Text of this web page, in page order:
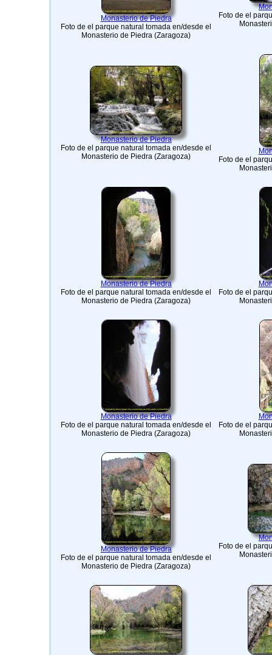
Monasterio de Piedra
Foto de el parque natural tomada en/desde el
Monasterio de Piedra (Zaragoza)
Foto de el
Monasterio de Piedra
Foto de el parque natural tomada en/desde el
Monasterio de Piedra (Zaragoza)
Foto de el
Monasterio de Piedra
Foto de el parque natural tomada en/desde el
Monasterio de Piedra (Zaragoza)
Foto de el
Monasterio de Piedra
Foto de el parque natural tomada en/desde el
Monasterio de Piedra (Zaragoza)
Foto de el
Monasterio de Piedra
Foto de el parque natural tomada en/desde el
Monasterio de Piedra (Zaragoza)
Foto de el